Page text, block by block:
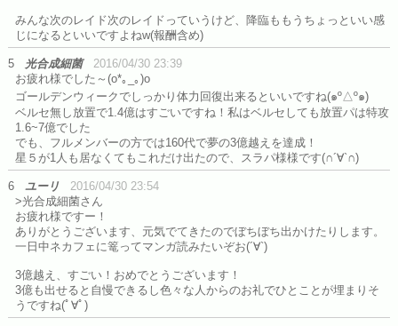
みんな次のレイド次のレイドっていうけど、降臨ももうちょっといい感
じになるといいですよねw(報酬含め)
5 光合成細菌
2016/04/30 23:39
お疲れ様でした～(o*｡_｡)o
ゴールデンウィークでしっかり体力回復出来るといいですね(๑º△º๑)
ベルセ無し放置で1.4億はすごいですね！私はベルセしても放置パは特攻
1.6~7億でした
でも、フルメンバーの方では160代で夢の3億越えを達成！
星５が1人も居なくてもこれだけ出たので、スラパ様様です(∩´∀`∩)
6 ユーリ
2016/04/30 23:54
>光合成細菌さん
お疲れ様ですー！
ありがとうございます、元気でてきたのでぼちぼち出かけたりします。
一日中ネカフェに篭ってマンガ読みたいぞお(´∀`)
3億越え、すごい！おめでとうございます！
3億も出せると自慢できるし色々な人からのお礼でひとことが埋まりそ
うですね(ﾟ∀ﾟ)